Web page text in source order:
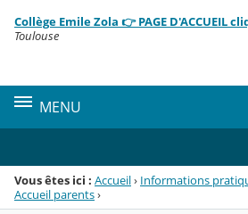
Menu de la rubrique
Contenu
Collège Emile Zola 👉 PAGE D'ACCUEIL
Toulouse
MENU
Vous êtes ici : Accueil› Informations
Accueil parents›